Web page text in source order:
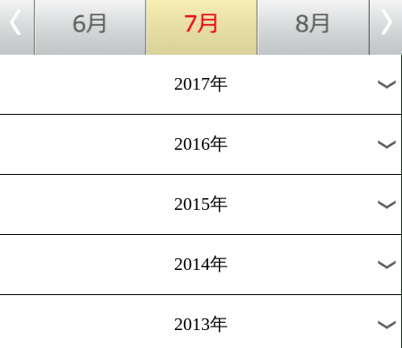
2025年
2024年
2023年
2022年